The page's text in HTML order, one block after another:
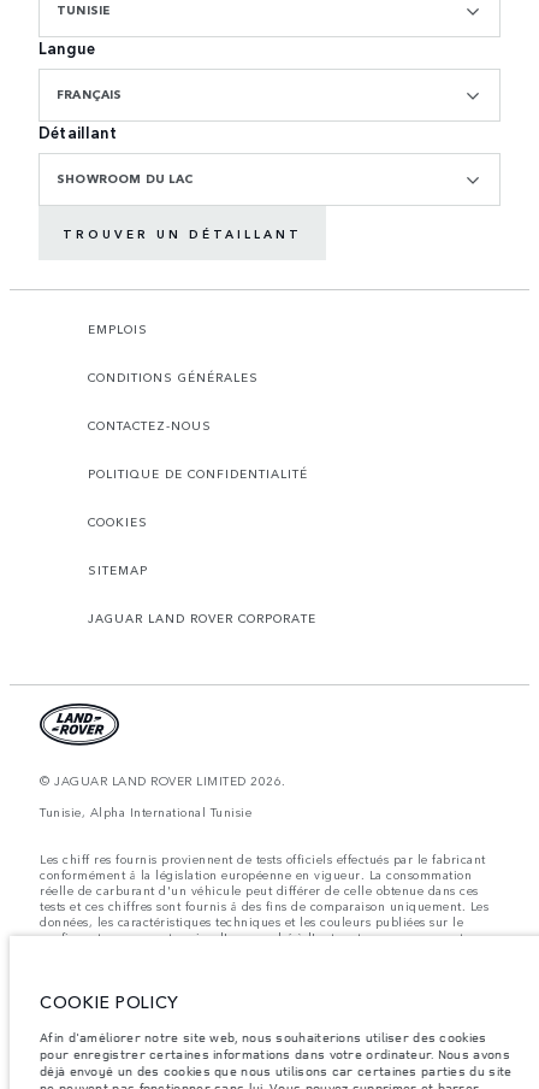
TUNISIE
Langue
FRANÇAIS
Détaillant
SHOWROOM DU LAC
TROUVER UN DÉTAILLANT
EMPLOIS
CONDITIONS GÉNÉRALES
CONTACTEZ-NOUS
POLITIQUE DE CONFIDENTIALITÉ
COOKIES
SITEMAP
JAGUAR LAND ROVER CORPORATE
© JAGUAR LAND ROVER LIMITED 2026.
Tunisie, Alpha International Tunisie
Les chiff res fournis proviennent de tests officiels effectués par le fabricant
conformément å la législation européenne en vigueur. La consommation
réelle de carburant d'un véhicule peut différer de celle obtenue dans ces
tests et ces chiffres sont fournis å des fins de comparaison uniquement. Les
données, les caractéristiques techniques et les couleurs publiées sur le
configurateur peuvent varier d'un marché à l'autre et ne comprennent pas
Les poids indiqués correspondent à des spécifications de véhicule standard.
affecteront la charge utile. Assurez-vous que le poids total en charge du
véhicule, les charges maximales par essieu et la charge utile ne sont pas
dépassés lorsque vous chargez des accessoires, des occupants, des liquides
et des carburants.
COOKIE POLICY
Afin d'améliorer notre site web, nous souhaiterions utiliser des cookies
pour enregistrer certaines informations dans votre ordinateur. Nous avons
déjà envoyé un des cookies que nous utilisons car certaines parties du site